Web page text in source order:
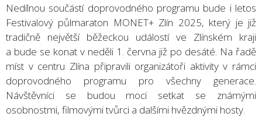
Nedílnou součástí doprovodného programu bude i letos
Festivalový půlmaraton MONET+ Zlín 2025, který je již
tradičně největší běžeckou událostí ve Zlínském kraji
a bude se konat v neděli 1. června již po desáté. Na řadě
míst v centru Zlína připravili organizátoři aktivity v rámci
doprovodného programu pro všechny generace.
Návštěvníci se budou moci setkat se známými
osobnostmi, filmovými tvůrci a dalšími hvězdnými hosty.